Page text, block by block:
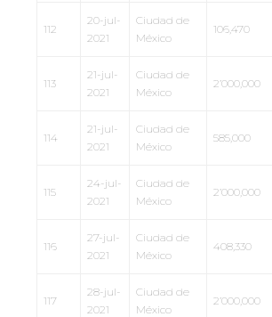
112
20-jul-
2021
Ciudad de
México
106,470
113
21-jul-
2021
Ciudad de
México
2’000,000
114
21-jul-
2021
Ciudad de
México
585,000
115
24-jul-
2021
Ciudad de
México
2’000,000
116
27-jul-
2021
Ciudad de
México
408,330
117
28-jul-
2021
Ciudad de
México
2’000,000